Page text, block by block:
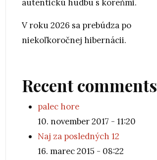
autentickú hudbu s koreňmi.
V roku 2026 sa prebúdza po
niekoľkoročnej hibernácii.
Recent comments
palec hore
10. november 2017 - 11:20
Naj za posledných 12
16. marec 2015 - 08:22